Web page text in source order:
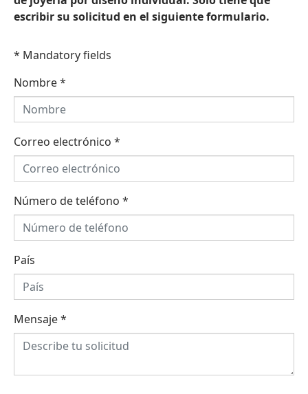
escribir su solicitud en el siguiente formulario.
* Mandatory fields
Nombre*
Correo electrónico *
Número de teléfono *
País
Mensaje*